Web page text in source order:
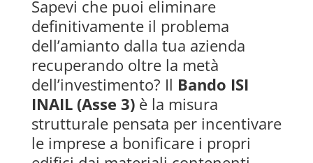
Sapevi che puoi eliminare
definitivamente il problema
dell’amianto dalla tua azienda
recuperando oltre la metà
dell’investimento? Il Bando ISI
INAIL (Asse 3)è la misura
strutturale pensata per incentivare
le imprese a bonificare i propri